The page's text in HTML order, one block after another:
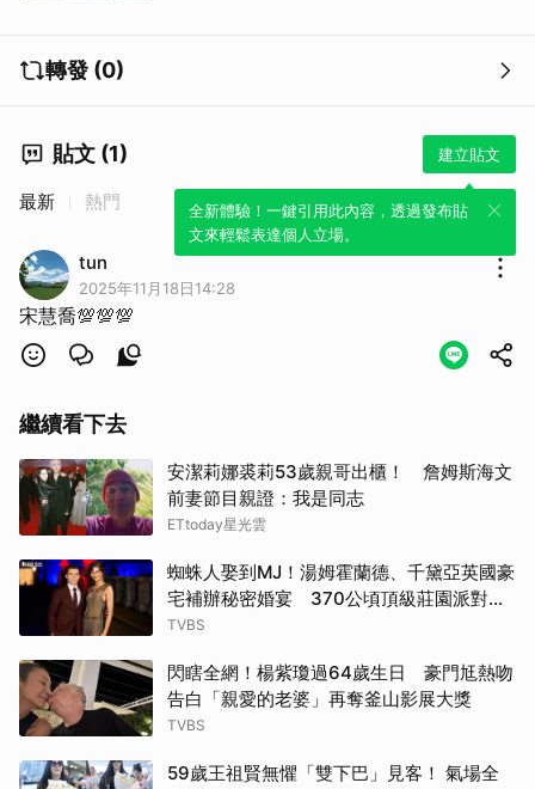
轉發 (0)
貼文 (1) 建立貼文
全新體驗！一鍵引用此內容，透過發布貼
文來輕鬆表達個人立場。
最新 熱門
tun
2025年11月18日14:28
宋慧喬💯💯💯
繼續看下去
安潔莉娜裘莉53歲親哥出櫃！ 詹姆斯海文
前妻節目親證：我是同志
ETtoday星光雲
蜘蛛人娶到MJ！湯姆霍蘭德、千黛亞英國豪
宅補辦秘密婚宴 370公頃頂級莊園派對曝
光
TVBS
閃瞎全網！楊紫瓊過64歲生日 豪門尪熱吻
告白「親愛的老婆」再奪釜山影展大獎
TVBS
59歲王祖賢無懼「雙下巴」見客！ 氣場全